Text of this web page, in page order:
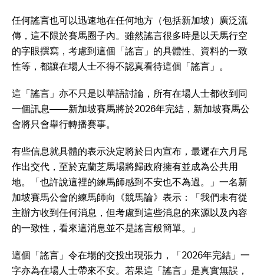
任何謠言也可以迅速地在任何地方（包括新加坡）廣泛流
傳，這不限於賽馬圈子內。雖然謠言很多時是以天馬行空
的字眼撰寫，考慮到這個「謠言」的具體性、資料的一致
性等，都讓在場人士不得不認真看待這個「謠言」。
這「謠言」亦不只是以華語討論，所有在場人士都收到同
一個訊息——新加坡賽馬將於2026年完結，新加坡賽馬公
會將只會舉行轉播賽事。
有些信息就具體的表示決定將於日內宣布，最遲在六月尾
作出交代，至於克蘭芝馬場將歸政府擁有並成為公共用
地。「也許說這裡的練馬師感到不安也不為過。」一名新
加坡賽馬公會的練馬師向《競馬論》表示：「我們未有從
主辦方收到任何消息，但考慮到這些消息的來源以及內容
的一致性，看來這消息並不是謠言般簡單。」
這個「謠言」令在場的交投出現張力，「2026年完結」一
字亦為在場人士帶來不安。若果這「謠言」是真實無誤，